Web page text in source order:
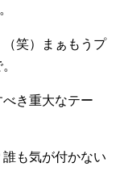
笑）まぁもうプ
き重大なテー
も気が付かない